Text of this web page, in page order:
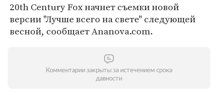
20th Century Fox начнет съемки новой
версии "Лучше всего на свете" следующей
весной, сообщает Ananova.com.
Комментарии закрыты за истечением срока
давности